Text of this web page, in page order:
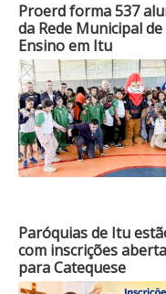
Proerd forma 537
da Rede Municipal de
Ensino em Itu
Paróquias de Itu
com inscrições
para Catequese